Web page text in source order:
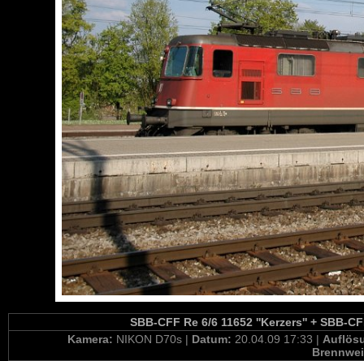
SBB-CFF Re 6/6 11652 ''Kerzers'' + SBB-
Kamera: NIKON D70s | Datum: 20.04.09 17:33 |